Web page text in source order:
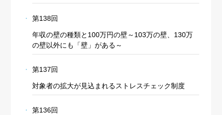
第138回
年収の壁の種類と100万円の壁～103万の壁、130万
の壁以外にも「壁」がある～
第137回
対象者の拡大が見込まれるストレスチェック制度
第136回